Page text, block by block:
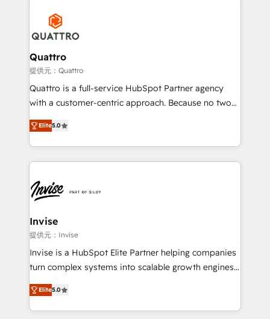
happen.
Service efforts, providing insights in your
commercial operations. We're good at RevOps,
automating and optimizing your marketing, sales &
service operations with AI, designing and building
your website, and we drive growth through Account-
Based Marketing, SEO, SEA and many other tactics.
No worries, we will advise you in which to deploy
brings us to our mission; to effectively guide as
much Benelux companies as possible to be
Quattro
提供元：Quattro
Quattro is a full-service HubSpot Partner agency
with a customer-centric approach. Because no two
clients have the same needs, Quattro offer a
bespoke approach for every client. Services include
business growth strategies, sales enablement, CRM
set-up, Migrations, Integrations, Enterprise level
Ops Hub Software, inbound marketing strategy,
content strategies, branding, HubSpot CMS,
bespoke web apps and growth driven design
websites. Experienced in helping Global B2B
Manufacturers, Fintech, Professional Services, IT and
SaaS industries.
Elite5.0
Invise
提供元：Invise
Invise is a HubSpot Elite Partner helping companies
turn complex systems into scalable growth engines.
We combine strategy, technology and change
management to drive measurable results. As part of
the fast-growing Siloy Group, we unite more than
Elite5.0